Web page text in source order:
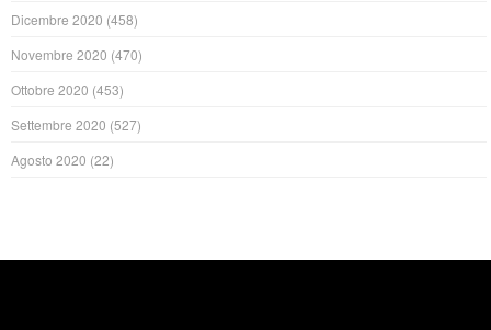
Dicembre 2020 (458)
Novembre 2020 (470)
Ottobre 2020 (453)
Settembre 2020 (527)
Agosto 2020 (22)